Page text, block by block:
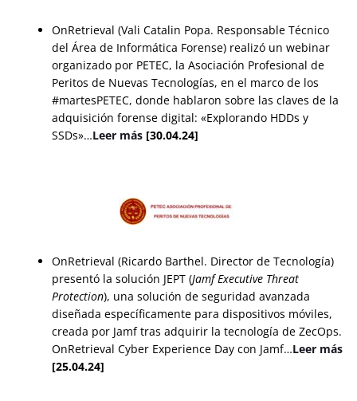
OnRetrieval (Vali Catalin Popa. Responsable Técnico
del Área de Informática Forense) realizó un webinar
organizado por PETEC, la Asociación Profesional de
Peritos de Nuevas Tecnologías, en el marco de los
#martesPETEC, donde hablaron sobre las claves de la
adquisición forense digital: «Explorando HDDs y
SSDs»…Leer más [30.04.24]
OnRetrieval (Ricardo Barthel. Director de Tecnología)
presentó la solución JEPT (Jamf Executive Threat
Protection), una solución de seguridad avanzada
diseñada específicamente para dispositivos móviles,
creada por Jamf tras adquirir la tecnología de ZecOps.
OnRetrieval Cyber Experience Day con Jamf…Leer más
[25.04.24]